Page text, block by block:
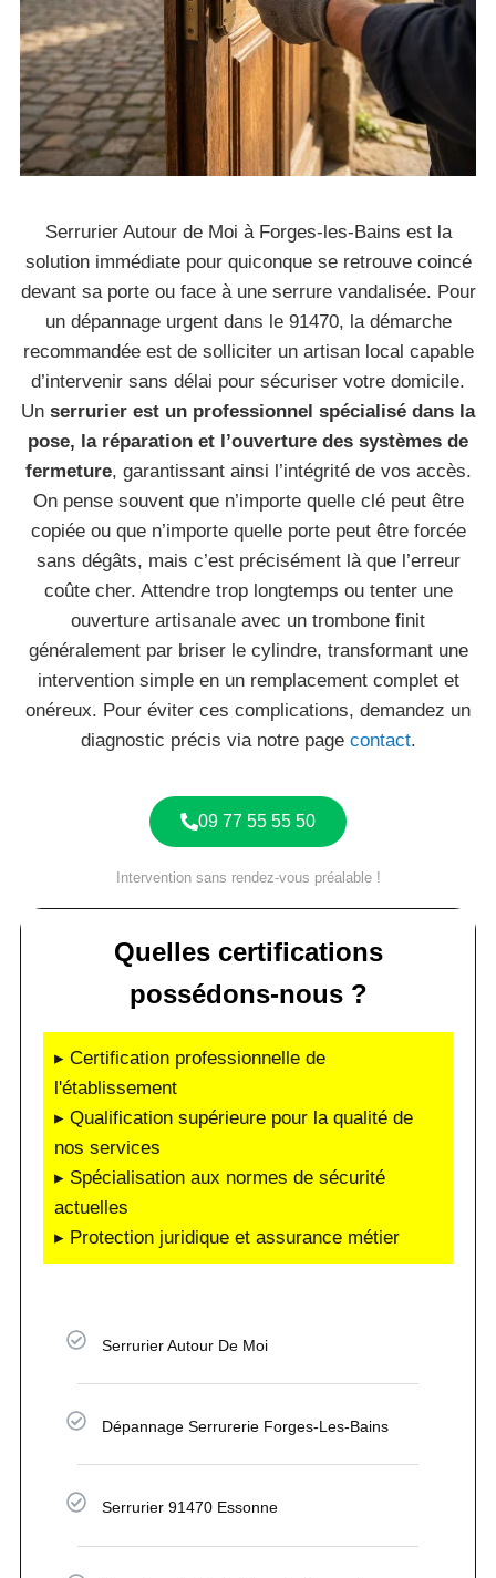
Serrurier Autour de Moi à Forges-les-Bains est la
solution immédiate pour quiconque se retrouve coincé
devant sa porte ou face à une serrure vandalisée. Pour
un dépannage urgent dans le 91470, la démarche
recommandée est de solliciter un artisan local capable
d’intervenir sans délai pour sécuriser votre domicile.
Un serrurier est un professionnel spécialisé dans la
pose, la réparation et l’ouverture des systèmes de
fermeture, garantissant ainsi l’intégrité de vos accès.
On pense souvent que n’importe quelle clé peut être
copiée ou que n’importe quelle porte peut être forcée
sans dégâts, mais c’est précisément là que l’erreur
coûte cher. Attendre trop longtemps ou tenter une
ouverture artisanale avec un trombone finit
généralement par briser le cylindre, transformant une
intervention simple en un remplacement complet et
onéreux. Pour éviter ces complications, demandez un
diagnostic précis via notre page contact.
09 77 55 55 50
Intervention sans rendez-vous préalable !
Quelles certifications
possédons-nous ?
▸ Certification professionnelle de
l'établissement
▸ Qualification supérieure pour la qualité de
nos services
▸ Spécialisation aux normes de sécurité
actuelles
▸ Protection juridique et assurance métier
Serrurier Autour De Moi
Dépannage Serrurerie Forges-Les-Bains
Serrurier 91470 Essonne